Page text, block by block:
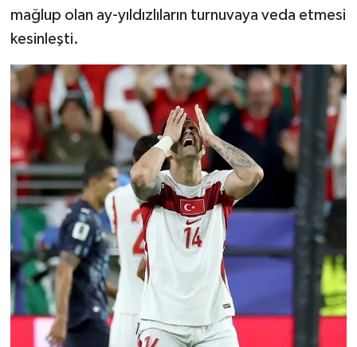
mağlup olan ay-yıldızlıların turnuvaya veda etmesi
kesinleşti.